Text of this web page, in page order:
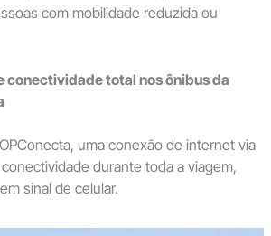
com mobilidade reduzida ou
conectividade total nos ônibus da
uma conexão de internet via
durante toda a viagem,
sinal de celular.